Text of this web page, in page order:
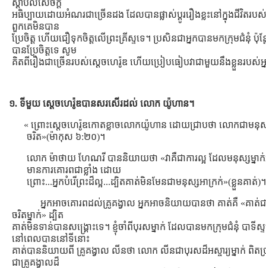
ស្ដាប់លឺសេចក្ដី
អធិប្បាយដោយអំណរជាច្រើនដង ដែលបានផ្លាស់ប្ដូររឿងខ្លះនៅក្នុងជីវិតរបស់
ពួកគេមិនបាន
ប្រែចិត្ដ ហើយជឿទុកចិត្ដលើព្រះគ្រីស្ទទេ។ ប្រសិនជាអ្នកបានមកក្រុមជំនុំ ប៉ុន្ដ
បានប្រែចិត្ដទេ សូម
គិតពីរឿងជាច្រើនរបស់សេ្ដចហេរ៉ូឌ ហើយប្រៀបធៀបវាជាមួយនឹងខ្លួនរបស់អ្
១. ទីមួយ ស្ដេចហេរ៉ូឌបានសរសើរដល់ លោក យ៉ូហាន។
« ព្រោះស្តេចហេរ៉ូឌកោតខ្លាចលោកយ៉ូហាន ដោយជ្រាបថា លោកជាម
ចរិត»(ម៉ាកុស ៦:២០)។
លោក ម៉ាថាយ ហែណរី បាននិយាយថា «វាគឺជាការល្អ ដែលមនុស្សម្នា
មានការគោរពជាខ្លាំង ដោយ
ព្រោះ...អ្នកបំរើព្រះដ៏ល្អ...ដ្បិតគាត់មិនមែនជាមនុស្សអាក្រក់»(ខ្លួនគាត់)។
អ្នកអាចគោរពដល់គ្រូគង្វាល អ្នកអាចនិយាយបានថា គាត់គឺ «គា
ចរិតម្នាក់» ដ្បិត
គាត់មិនទាន់បានសង្រ្គោះទេ។ ខ្ញុំចាំពីបុរសម្នាក់ ដែលបានមកក្រុមជំនុំ បាទីស្
នៅពេលបាននៅទីនោះ
គាត់បាននិយាយពី គ្រូគង្វាល លីនថា លោក លីនជាបុរសដ៏អស្ចារ្យម្នាក់ ពិតប្
ជាគ្រូគង្វាលដ៏